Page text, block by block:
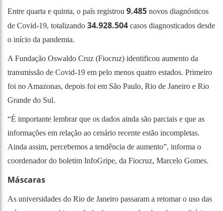
Entre quarta e quinta, o país registrou 9.485 novos diagnósticos
de Covid-19, totalizando 34.928.504 casos diagnosticados desde
o início da pandemia.
A Fundação Oswaldo Cruz (Fiocruz) identificou aumento da
transmissão de Covid-19 em pelo menos quatro estados. Primeiro
foi no Amazonas, depois foi em São Paulo, Rio de Janeiro e Rio
Grande do Sul.
“É importante lembrar que os dados ainda são parciais e que as
informações em relação ao cenário recente estão incompletas.
Ainda assim, percebemos a tendência de aumento”, informa o
coordenador do boletim InfoGripe, da Fiocruz, Marcelo Gomes.
Máscaras
As universidades do Rio de Janeiro passaram a retomar o uso das